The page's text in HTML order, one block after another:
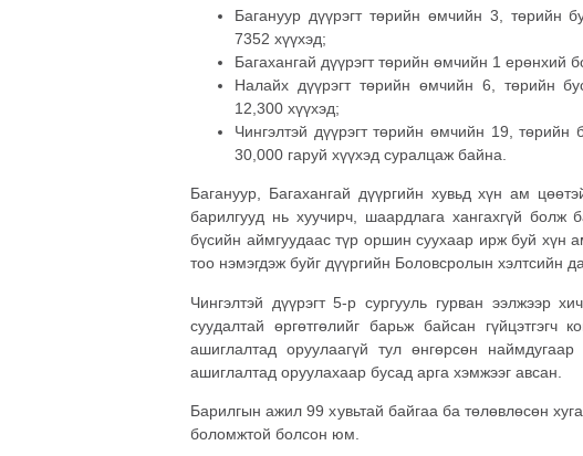
Багануур дүүрэгт төрийн өмчийн 3, төрийн
7352 хүүхэд;
Багахангай дүүрэгт төрийн өмчийн 1 ерөнхий
Налайх дүүрэгт төрийн өмчийн 6, төрийн
12,300 хүүхэд;
Чингэлтэй дүүрэгт төрийн өмчийн 19,
30,000 гаруй хүүхэд суралцаж байна.
Багануур, Багахангай дүүргийн хувьд хүн ам
барилгууд нь хуучирч, шаардлага хангахгүй болж
бүсийн аймгуудаас түр оршин суухаар ирж буй хүн
тоо нэмэгдэж буйг дүүргийн Боловсролын хэлтсийн
Чингэлтэй дүүрэгт 5-р сургууль гурван ээлжээр
суудалтай өргөтгөлийг барьж байсан
ашиглалтад оруулаагүй тул өнгөрсөн
ашиглалтад оруулахаар бусад арга хэмжээг авсан.
Барилгын ажил 99 хувьтай байгаа ба төлөвлөсөн
боломжтой болсон юм.